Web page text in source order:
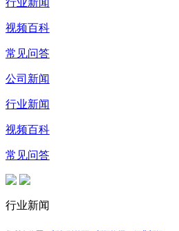
视频百科
常见问答
公司新闻
行业新闻
视频百科
常见问答
行业新闻